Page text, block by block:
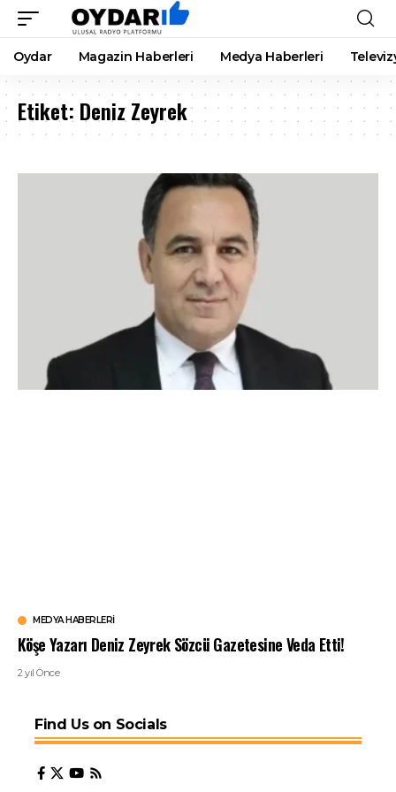
Oydar Magazin Haberleri Medya Haberleri
Etiket: Deniz Zeyrek
MEDYA HABERLERI
Köşe Yazarı Deniz Zeyrek Sözcü Gazetesine Veda Etti!
2 yıl Önce
Find Us on Socials